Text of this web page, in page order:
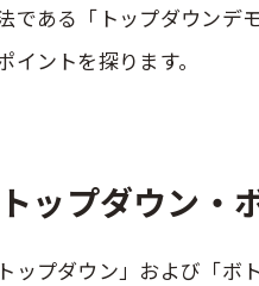
である「トップダウンデ
イントを探ります。
トップダウン・
トップダウン」および「